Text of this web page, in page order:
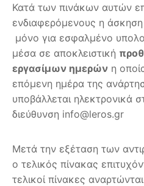
Κατά των πινάκων αυτών
ενδιαφερόμενους η άσκηση
μόνο για εσφαλμένο
μέσα σε αποκλειστική
εργασίμων ημερών η
επόμενη ημέρα της
υποβάλλεται ηλεκτρονικά
διεύθυνση info@leros.gr
Μετά την εξέταση των
ο τελικός πίνακας
τελικοί πίνακες